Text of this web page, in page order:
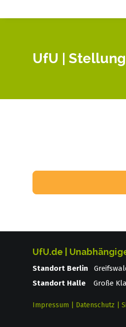
UfU |
UfU.de |
Standort Berlin
Standort Halle Große
Impressum Datenschutz